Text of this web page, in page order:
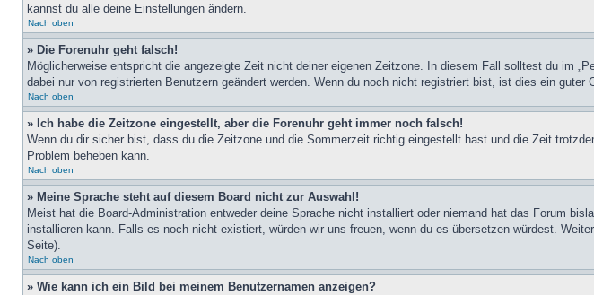
kannst du alle deine Einstellungen ändern.
Nach oben
» Die Forenuhr geht falsch!
Möglicherweise entspricht die angezeigte Zeit nicht deiner eigenen Zeitzone. In diesem Fall solltest du im
dabei nur von registrierten Benutzern geändert werden. Wenn du noch nicht registriert bist, ist dies ein guter
Nach oben
» Ich habe die Zeitzone eingestellt, aber die Forenuhr geht immer noch falsch!
Wenn du dir sicher bist, dass du die Zeitzone und die Sommerzeit richtig eingestellt hast und die Zeit
Problem beheben kann.
Nach oben
» Meine Sprache steht auf diesem Board nicht zur Auswahl!
Meist hat die Board-Administration entweder deine Sprache nicht installiert oder niemand hat das Forum
installieren kann. Falls es noch nicht existiert, würden wir uns freuen, wenn du es übersetzen würdest.
Seite).
Nach oben
» Wie kann ich ein Bild bei meinem Benutzernamen anzeigen?